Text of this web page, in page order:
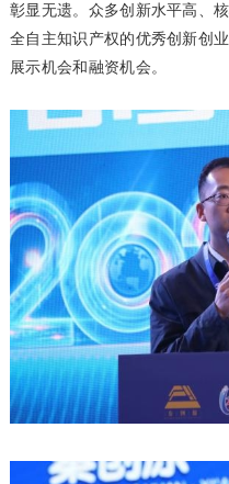
彰显无遗。众多创新水平高、
全自主知识产权的优秀创新创
展示机会和融资机会。